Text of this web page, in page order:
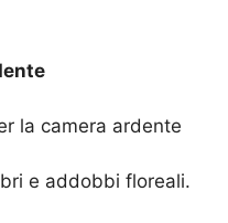
la camera ardente
e addobbi floreali.